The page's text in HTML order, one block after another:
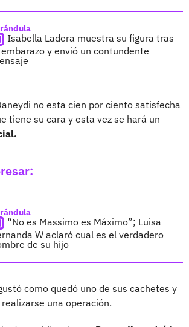
Isabella Ladera muestra su figura tras
y envió un contundente
no esta cien por ciento satisfecha
tiene su cara y esta vez se hará un
“No es Massimo es Máximo”; Luisa
W aclaró cual es el verdadero
de su hijo
como quedó uno de sus cachetes y
una operación.